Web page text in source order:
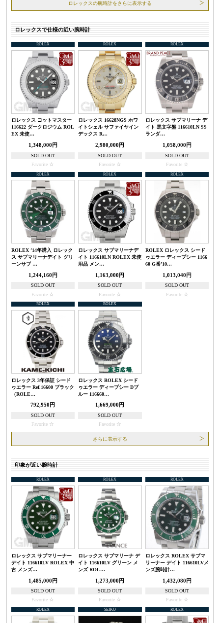
ロレックスの腕時計をさらに表示する
ロレックスで仕様の近い腕時計
ROLEX
ロレックス ヨットマスター
116622 ダークロジウム ROL
EX 未使…
1,348,000円
SOLD OUT
Favorite
ROLEX
ロレックス 16628NGS ホワ
イトシェル サファイヤイン
デックス R…
2,980,000円
SOLD OUT
Favorite
ROLEX
ロレックス サブマリーナ デ
イト 黒文字盤 116610LN SS
ランダ…
1,058,000円
SOLD OUT
Favorite
ROLEX
ROLEX ’14年購入 ロレック
ス サブマリーナデイト グリ
ーンサブ …
1,244,160円
SOLD OUT
Favorite
ROLEX
ロレックス サブマリーナデ
イト 116610LN ROLEX 未使
用品 メン…
1,163,000円
SOLD OUT
Favorite
ROLEX
ROLEX ロレックス シード
ゥエラー ディープシー 1166
60 G番’10…
1,013,040円
SOLD OUT
Favorite
ROLEX
ロレックス 3年保証 シード
ゥエラー Ref.16600 ブラック
（ROLE…
792,950円
SOLD OUT
Favorite
ROLEX
ロレックス ROLEX シード
ゥエラー ディープシー Dブ
ルー 116660…
1,669,000円
SOLD OUT
Favorite
さらに表示する
印象が近い腕時計
ROLEX
ロレックス サブマリーナー
デイト 116610LV ROLEX 中
古 メンズ…
1,485,000円
SOLD OUT
Favorite
ROLEX
ロレックス サブマリーナ デ
イト 116610LV グリーン メ
ンズ ROL…
1,273,000円
SOLD OUT
Favorite
ROLEX
ロレックス ROLEX サブマ
リーナー デイト 116610LVメ
ンズ腕時計…
1,432,080円
SOLD OUT
Favorite
ROLEX SEIKO ROLEX